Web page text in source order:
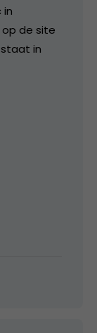
in
de site
in